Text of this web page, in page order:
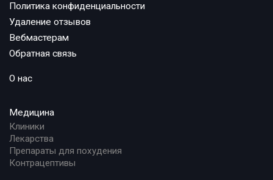
Политика конфиденциальности
Удаление отзывов
Вебмастерам
Обратная связь
О нас
Медицина
Клиники
Лекарства
Препараты для похудения
Контрацептивы